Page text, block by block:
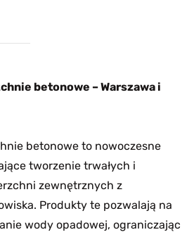
betonowe – Warszawa i
betonowe to nowoczesne
tworzenie trwałych i
zewnętrznych z
Produkty te pozwalają na
wody opadowej, ograniczając